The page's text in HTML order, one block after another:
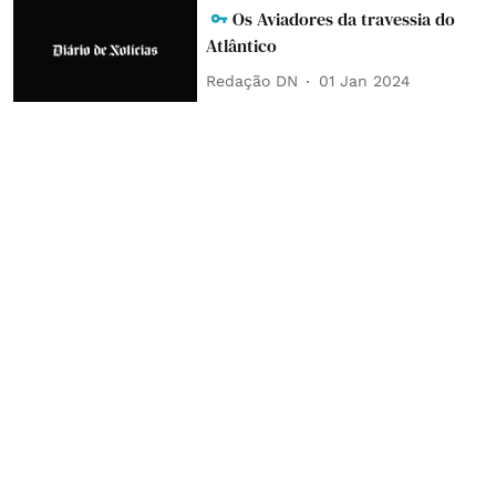
Os Aviadores da travessia do
Atlântico
Redação DN 01 Jan 2024